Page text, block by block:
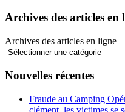
Archives des articles en
Archives des articles en ligne
Nouvelles récentes
Fraude au Camping